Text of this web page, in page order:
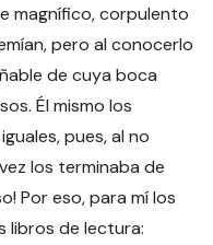
magnífico, corpulento
pero al conocerlo
de cuya boca
Él mismo los
pues, al no
los terminaba de
Por eso, para mí los
libros de lectura: